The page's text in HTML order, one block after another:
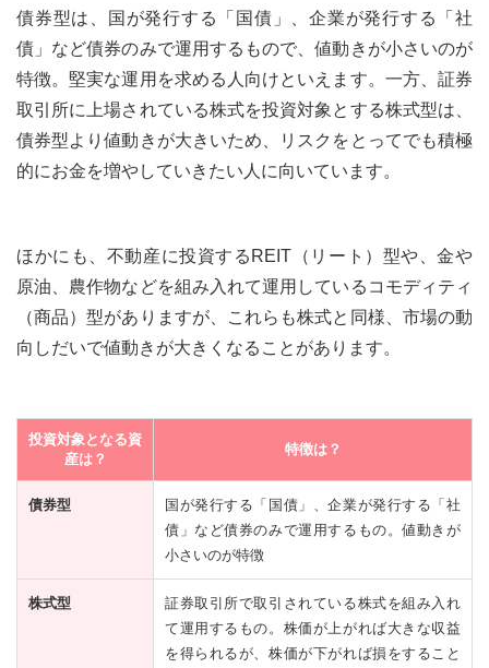
債券型は、国が発行する「国債」、企業が発行する「社
債」など債券のみで運用するもので、値動きが小さいのが
特徴。堅実な運用を求める人向けといえます。一方、証券
取引所に上場されている株式を投資対象とする株式型は、
債券型より値動きが大きいため、リスクをとってでも積極
的にお金を増やしていきたい人に向いています。
ほかにも、不動産に投資するREIT（リート）型や、金や
原油、農作物などを組み入れて運用しているコモディティ
（商品）型がありますが、これらも株式と同様、市場の動
向しだいで値動きが大きくなることがあります。
投資対象となる資
産は？
特徴は？
債券型
国が発行する「国債」、企業が発行する「社
債」など債券のみで運用するもの。値動きが
小さいのが特徴
株式型
証券取引所で取引されている株式を組み入れ
て運用するもの。株価が上がれば大きな収益
を得られるが、株価が下がれば損をすること